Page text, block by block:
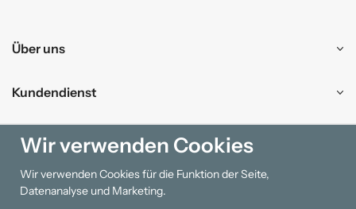
Über uns
Kundendienst
Einkaufen
Information
Wir verwenden Cookies
Wir verwenden Cookies für die Funktion der Seite,
Datenanalyse und Marketing.